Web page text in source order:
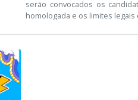
serão convocados os
homologada e os limites